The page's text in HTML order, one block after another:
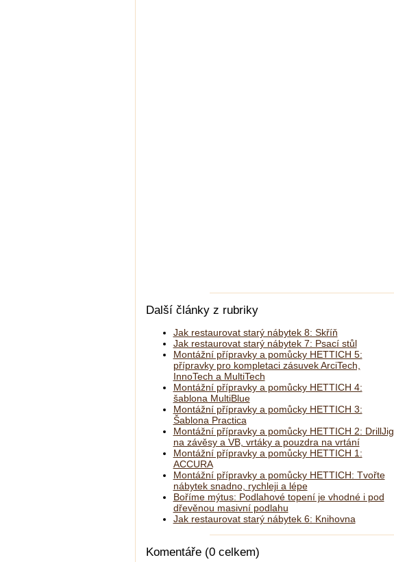
Další články z rubriky
Jak restaurovat starý nábytek 8: Skříň
Jak restaurovat starý nábytek 7: Psací stůl
Montážní přípravky a pomůcky HETTICH 5:
přípravky pro kompletaci zásuvek ArciTech,
InnoTech a MultiTech
Montážní přípravky a pomůcky HETTICH 4:
šablona MultiBlue
Montážní přípravky a pomůcky HETTICH 3:
Šablona Practica
Montážní přípravky a pomůcky HETTICH 2: DrillJig
na závěsy a VB, vrtáky a pouzdra na vrtání
Montážní přípravky a pomůcky HETTICH 1:
ACCURA
Montážní přípravky a pomůcky HETTICH: Tvořte
nábytek snadno, rychleji a lépe
Boříme mýtus: Podlahové topení je vhodné i pod
dřevěnou masivní podlahu
Jak restaurovat starý nábytek 6: Knihovna
Komentáře (0 celkem)